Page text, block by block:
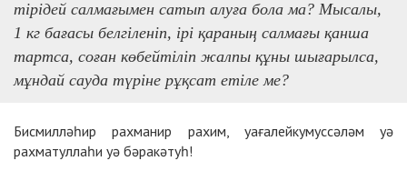
тірідей салмағымен сатып алуға бола ма? Мысалы,
1 кг бағасы белгіленіп, ірі қараның салмағы қанша
тартса, соған көбейтіліп жалпы құны шығарылса,
мұндай сауда түріне рұқсат етіле ме?
Бисмилләһир рахманир рахим, уағалейкумуссәләм уә
рахматуллаһи уә бәракәтуһ!